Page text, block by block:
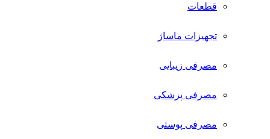
قطعات
تجهیزات ماساژ
مصرفی زیبایی
مصرفی پزشکی
مصرفی پوستی